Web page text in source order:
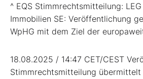
^ EQS Stimmrechtsmitteilung:
Immobilien SE: Veröffentlichung
WpHG mit dem Ziel der
18.08.2025 / 14:47 CET/CEST
Stimmrechtsmitteilung übermittelt